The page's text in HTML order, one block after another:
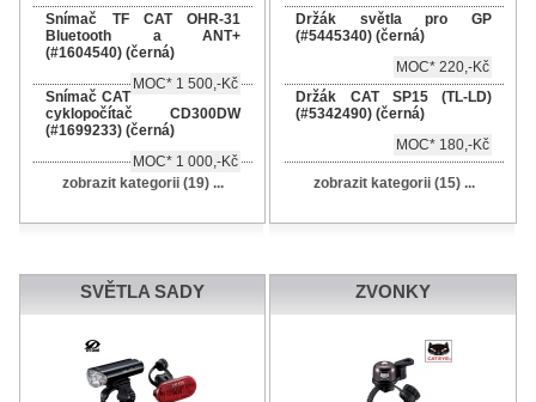
Snímač TF CAT OHR-31
Bluetooth a ANT+
(#1604540) (černá)
MOC* 1 500,-Kč
Snímač CAT
cyklopočítač CD300DW
(#1699233) (černá)
MOC* 1 000,-Kč
zobrazit kategorii (19) ...
Držák světla pro GP
(#5445340) (černá)
MOC* 220,-Kč
Držák CAT SP15 (TL-LD)
(#5342490) (černá)
MOC* 180,-Kč
zobrazit kategorii (15) ...
SVĚTLA SADY ZVONKY